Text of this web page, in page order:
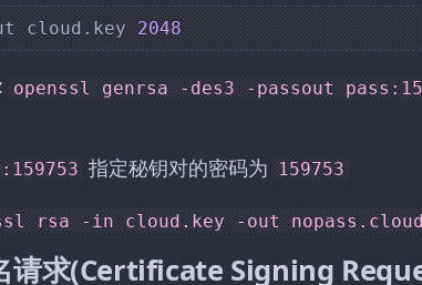
cloud.key 2048
openssl genrsa -des3 -passout
指定秘钥对的密码为 159753
rsa -in cloud.key -out
请求(Certificate Signing